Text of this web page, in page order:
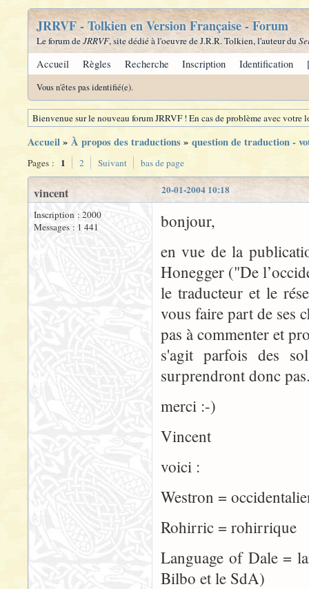
JRRVF - Tolkien en Version Française - Forum
Le forum deJRRVF, site dédié à l'oeuvre de J.R.R. Tolkien, l'auteur du
Accueil Règles Recherche Inscription Identification
Vous n'êtes pas identifié(e).
Bienvenue sur le nouveau forum JRRVF ! En cas de problème avec
Accueil» À propos des traductions» question de traduction -
Pages : 1 2 Suivant bas de page
20-01-2004 10:18
vincent
Inscription : 2000
Messages : 1 441
bonjour,
en vue de la
Honegger ("De
le traducteur et le
vous faire part de ses
pas à commenter et
s'agit parfois des
surprendront donc
merci :-)
Vincent
voici :
Westron =
Rohirric = rohirrique
Language of Dale
Bilbo et le SdA)